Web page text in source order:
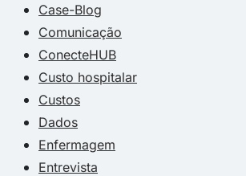
Case-Blog
Comunicação
ConecteHUB
Custo hospitalar
Custos
Dados
Enfermagem
Entrevista